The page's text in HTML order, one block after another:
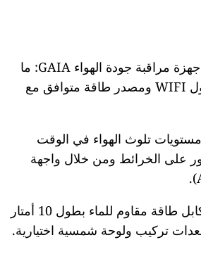
من السهل جدًا إعداد أجهزة مراقبة جودة الهواء GAIA: ما
عليك سوى نقطة وصول WIFI ومصدر طاقة متوافق مع
تلوث الهواء في الوقت
على الخرائط ومن خلال واجهة
تأتي المحطة مزودة بكابل طاقة مقاوم للماء بطول 10 أمتار